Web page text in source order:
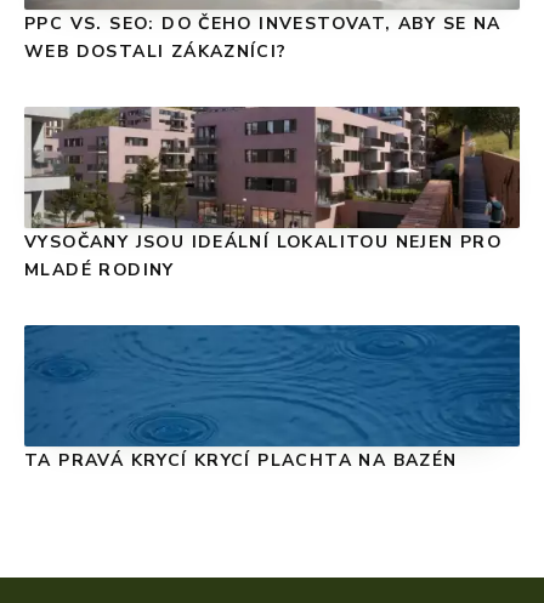
PPC VS. SEO: DO ČEHO INVESTOVAT, ABY SE NA
WEB DOSTALI ZÁKAZNÍCI?
VYSOČANY JSOU IDEÁLNÍ LOKALITOU NEJEN PRO
MLADÉ RODINY
TA PRAVÁ KRYCÍ KRYCÍ PLACHTA NA BAZÉN